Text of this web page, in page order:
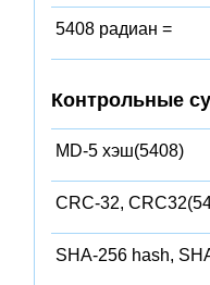
5408 радиан =
Контрольные
MD-5 хэш(5408)
CRC-32,
SHA-256 hash,